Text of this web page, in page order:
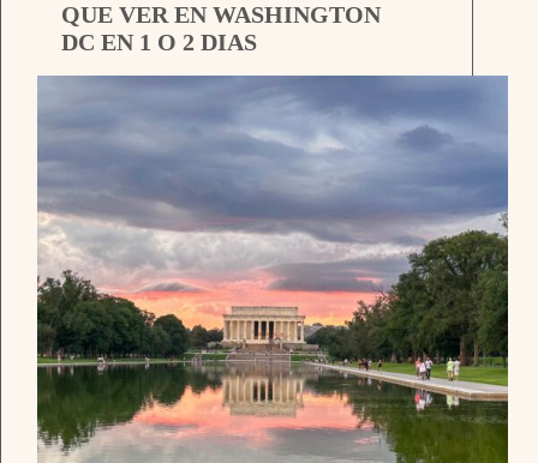
QUE VER EN WASHINGTON
DC EN 1 O 2 DIAS